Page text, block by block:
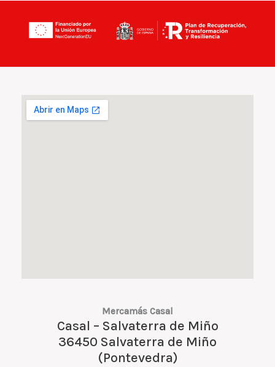
Mercamás Casal
Casal – Salvaterra de Miño
36450 Salvaterra de Miño
(Pontevedra)